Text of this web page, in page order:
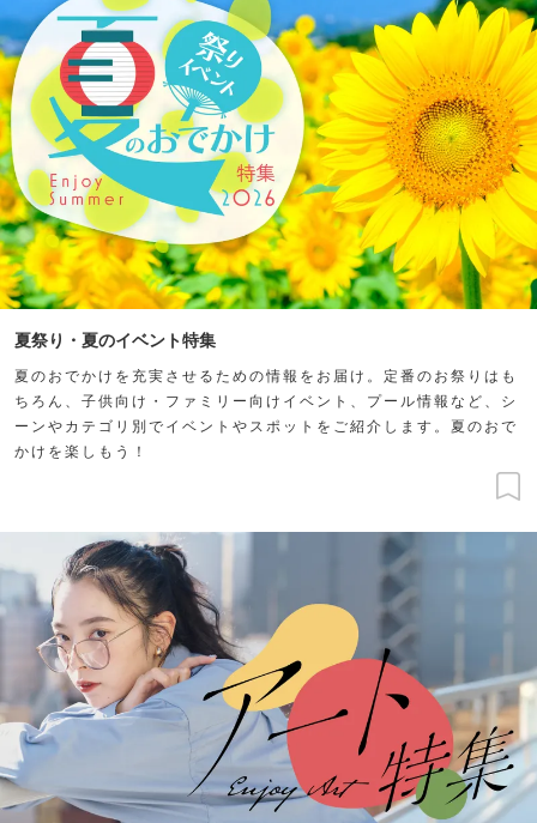
夏祭り・夏のイベント特集
夏のおでかけを充実させるための情報をお届け。定番のお祭りはも
ちろん、子供向け・ファミリー向けイベント、プール情報など、シ
ーンやカテゴリ別でイベントやスポットをご紹介します。夏のおで
かけを楽しもう！